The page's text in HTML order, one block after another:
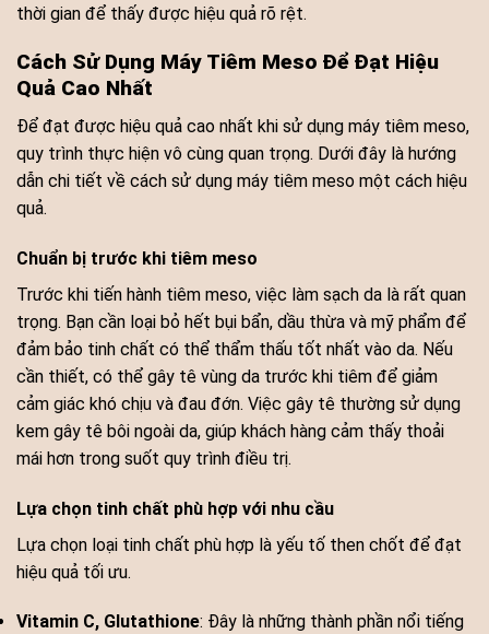
thời gian để thấy được hiệu quả rõ rệt.
Cách Sử Dụng Máy Tiêm Meso Để Đạt Hiệu
Quả Cao Nhất
Để đạt được hiệu quả cao nhất khi sử dụng máy tiêm meso,
quy trình thực hiện vô cùng quan trọng. Dưới đây là hướng
dẫn chi tiết về cách sử dụng máy tiêm meso một cách hiệu
quả.
Chuẩn bị trước khi tiêm meso
Trước khi tiến hành tiêm meso, việc làm sạch da là rất quan
trọng. Bạn cần loại bỏ hết bụi bẩn, dầu thừa và mỹ phẩm để
đảm bảo tinh chất có thể thẩm thấu tốt nhất vào da. Nếu
cần thiết, có thể gây tê vùng da trước khi tiêm để giảm
cảm giác khó chịu và đau đớn. Việc gây tê thường sử dụng
kem gây tê bôi ngoài da, giúp khách hàng cảm thấy thoải
mái hơn trong suốt quy trình điều trị.
Lựa chọn tinh chất phù hợp với nhu cầu
Lựa chọn loại tinh chất phù hợp là yếu tố then chốt để đạt
hiệu quả tối ưu.
Vitamin C, Glutathione: Đây là những thành phần nổi tiếng